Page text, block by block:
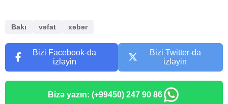
Bakı vəfat xəbər
Bizi Facebook-da
izləyin
Bizi Twitter-da
izləyin
Bizə yazın: (+99450) 247 90 86